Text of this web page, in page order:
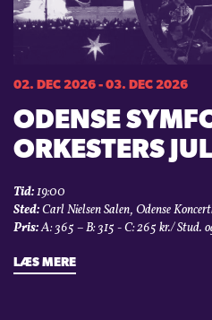
02. DEC 2026 - 03. DEC 2026
ODENSE
ORKESTERS
Tid:19:00
Sted:Carl Nielsen Salen, Odense
Pris:A: 365 – B: 315 - C: 265 kr./ Stud.
LÆS MERE